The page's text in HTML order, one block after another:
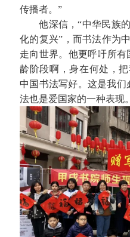
传播者。”
他深信，“中华民族
化的复兴”，而书法作为
走向世界。他更呼吁所
龄阶段啊，身在何处，
中国书法写好。这是我们
法也是爱国家的一种表现